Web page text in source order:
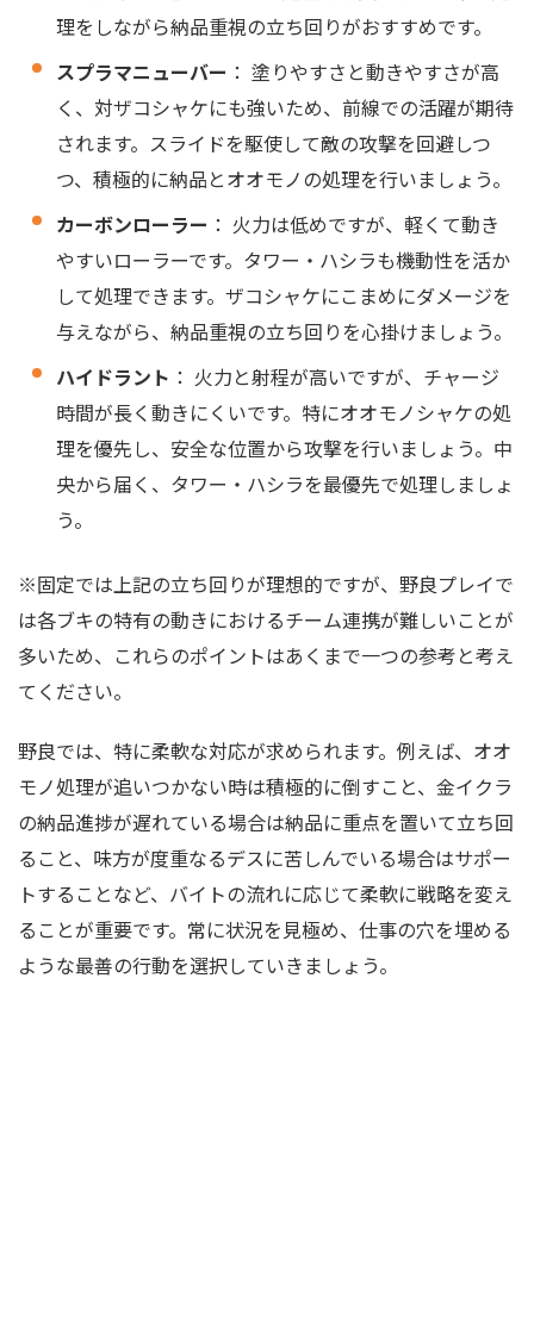
理をしながら納品重視の立ち回りがおすすめです。
スプラマニューバー ： 塗りやすさと動きやすさが高
く、対ザコシャケにも強いため、前線での活躍が期待
されます。スライドを駆使して敵の攻撃を回避しつ
つ、積極的に納品とオオモノの処理を行いましょう。
カーボンローラー ： 火力は低めですが、軽くて動き
やすいローラーです。タワー・ハシラも機動性を活か
して処理できます。ザコシャケにこまめにダメージを
与えながら、納品重視の立ち回りを心掛けましょう。
ハイドラント ： 火力と射程が高いですが、チャージ
時間が長く動きにくいです。特にオオモノシャケの処
理を優先し、安全な位置から攻撃を行いましょう。中
央から届く、タワー・ハシラを最優先で処理しましょ
う。
※固定では上記の立ち回りが理想的ですが、野良プレイで
は各ブキの特有の動きにおけるチーム連携が難しいことが
多いため、これらのポイントはあくまで一つの参考と考え
てください。
野良では、特に柔軟な対応が求められます。例えば、オオ
モノ処理が追いつかない時は積極的に倒すこと、金イクラ
の納品進捗が遅れている場合は納品に重点を置いて立ち回
ること、味方が度重なるデスに苦しんでいる場合はサポー
トすることなど、バイトの流れに応じて柔軟に戦略を変え
ることが重要です。常に状況を見極め、仕事の穴を埋める
ような最善の行動を選択していきましょう。